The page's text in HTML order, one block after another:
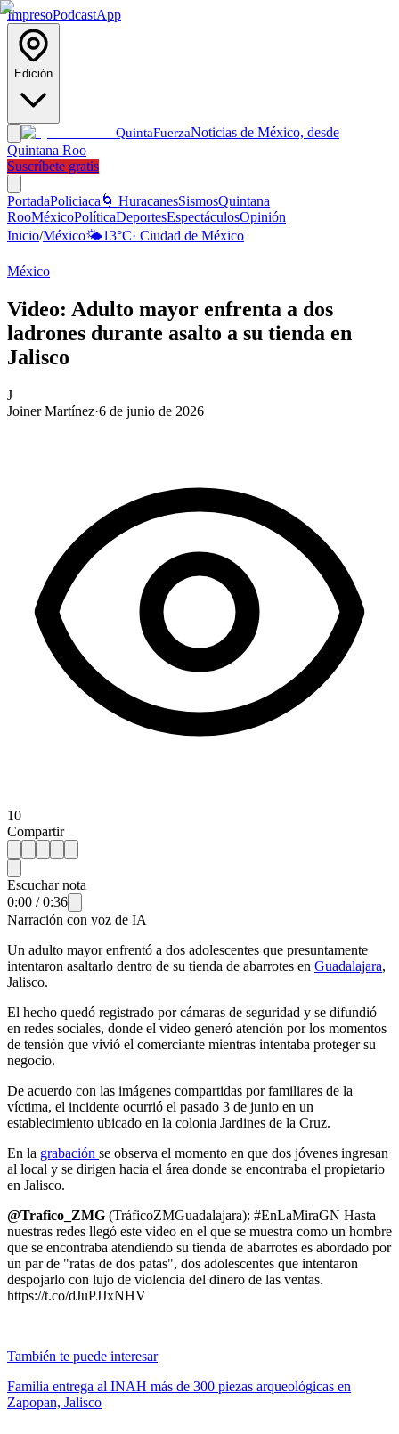
ImpresoPodcastApp
Edición
QuintaFuerzaNoticias de México, desde
Quintana Roo
Suscríbete gratis
PortadaPoliciaca 🌀 HuracanesSismosQuintana
RooMéxicoPolíticaDeportesEspectáculosOpinión
Inicio/México🌤️13°C· Ciudad de México
México
Video: Adulto mayor enfrenta a dos
ladrones durante asalto a su tienda en
Jalisco
J
Joiner Martínez·6 de junio de 2026
10
Compartir
Escuchar nota
0:00 /0:36
Narración con voz de IA
Un adulto mayor enfrentó a dos adolescentes que presuntamente
intentaron asaltarlo dentro de su tienda de abarrotes en Guadalajara,
Jalisco.
El hecho quedó registrado por cámaras de seguridad y se difundió
en redes sociales, donde el video generó atención por los momentos
de tensión que vivió el comerciante mientras intentaba proteger su
negocio.
De acuerdo con las imágenes compartidas por familiares de la
víctima, el incidente ocurrió el pasado 3 de junio en un
establecimiento ubicado en la colonia Jardines de la Cruz.
En la grabación se observa el momento en que dos jóvenes ingresan
al local y se dirigen hacia el área donde se encontraba el propietario
en Jalisco.
@Trafico_ZMG (TráficoZMGuadalajara): #EnLaMiraGN Hasta
nuestras redes llegó este video en el que se muestra como un hombre
que se encontraba atendiendo su tienda de abarrotes es abordado por
un par de "ratas de dos patas", dos adolescentes que intentaron
despojarlo con lujo de violencia del dinero de las ventas.
https://t.co/dJuPJJxNHV
También te puede interesar
Familia entrega al INAH más de 300 piezas arqueológicas en
Zapopan, Jalisco